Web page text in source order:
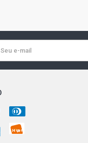
G3 CITY HATCH 1.0 8V
G3 OURO HATCH 1.0 8V
GOL G3 PLUS HATCH 1.0 8V